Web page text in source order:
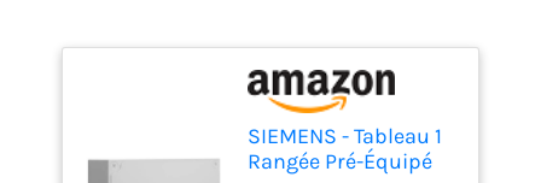
SIEMENS - Tableau 1
Rangée Pré-Équipé